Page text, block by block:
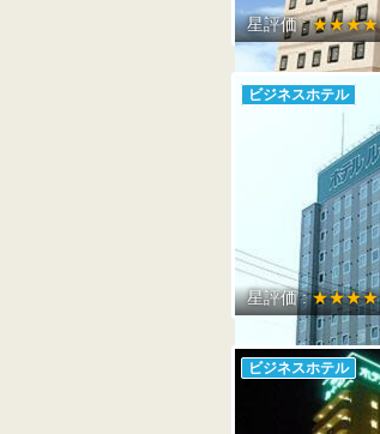
星評価 :★★★★
ビジネスホテル
星評価 :★★★★
ビジネスホテル